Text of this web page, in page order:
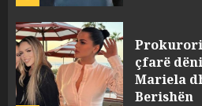
çfarë
Mariela
Berishën